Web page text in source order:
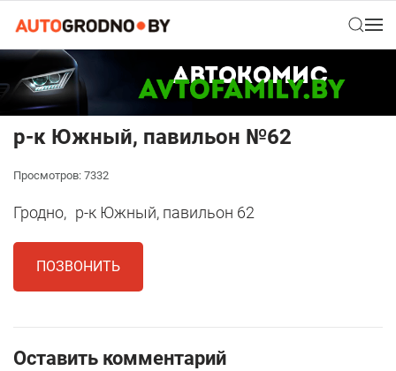
р-к Южный, павильон №62
Просмотров: 7332
Гродно, р-к Южный, павильон 62
ПОЗВОНИТЬ
Оставить комментарий